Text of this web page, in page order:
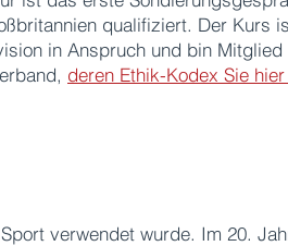
qualifiziert. Der Kurs
in Anspruch und bin Mitglied
deren Ethik-Kodex Sie
verwendet wurde. Im 20.